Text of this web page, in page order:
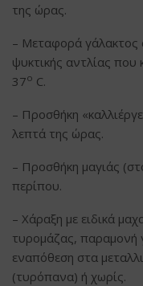
της ώρας.
– Μεταφορά γάλακτος
ψυκτικής αντλίας που
37ο C.
– Προσθήκη
λεπτά της ώρας.
– Προσθήκη μαγιάς
περίπου.
– Χάραξη με ειδικά
τυρομάζας, παραμονή
εναπόθεση στα
(τυρόπανα) ή χωρίς.